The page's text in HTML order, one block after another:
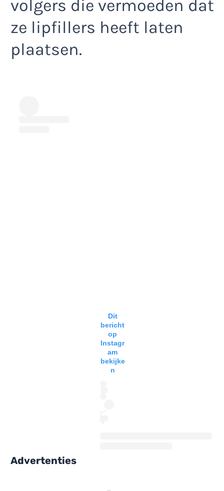
volgers die vermoeden dat
ze lipfillers heeft laten
plaatsen.
Dit
bericht
op
Instagr
am
bekijke
n
Advertenties